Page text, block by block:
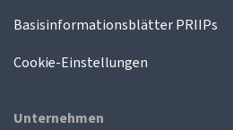
Basisinformationsblätter PRIIPs
Cookie-Einstellungen
Unternehmen